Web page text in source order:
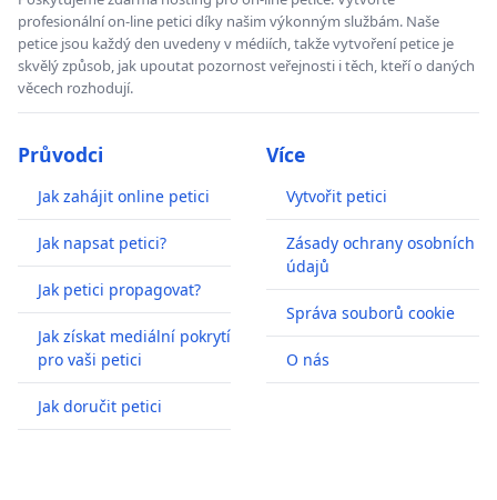
profesionální on-line petici díky našim výkonným službám. Naše
petice jsou každý den uvedeny v médiích, takže vytvoření petice je
skvělý způsob, jak upoutat pozornost veřejnosti i těch, kteří o daných
věcech rozhodují.
Průvodci
Jak zahájit online petici
Jak napsat petici?
Jak petici propagovat?
Jak získat mediální pokrytí
pro vaši petici
Jak doručit petici
Více
Vytvořit petici
Zásady ochrany osobních
údajů
Správa souborů cookie
O nás